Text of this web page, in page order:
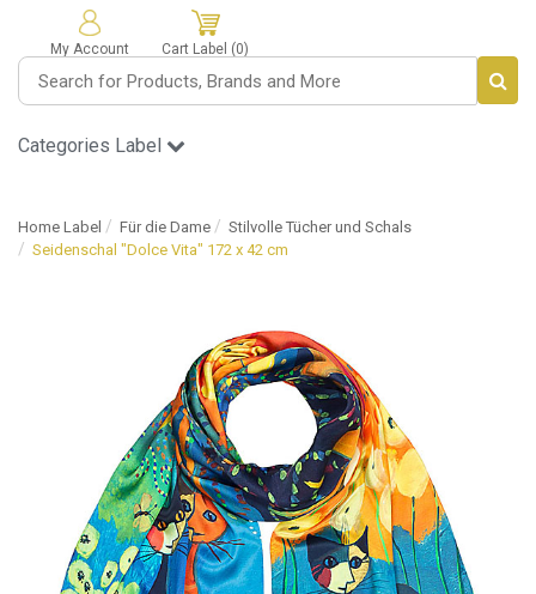
My Account Cart Label (0)
Categories Label
Home Label Für die Dame
Stilvolle Tücher und Schals
Seidenschal "Dolce Vita" 172 x 42 cm